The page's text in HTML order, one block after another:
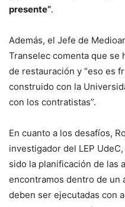
presente”.
Además, el Jefe de
Transelec comenta que se
de restauración y “eso es
construido con la
con los contratistas”.
En cuanto a los desafíos,
investigador del LEP
sido la planificación de las
encontramos dentro de un
deben ser ejecutadas con